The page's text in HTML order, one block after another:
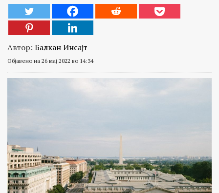
Автор: Балкан Инсајт
Објавено на 26 мај 2022 во 14:34